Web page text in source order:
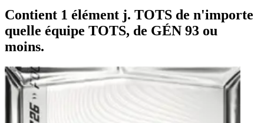
Contient 1 élément j. TOTS de n'importe
quelle équipe TOTS, de GÉN 93 ou
moins.